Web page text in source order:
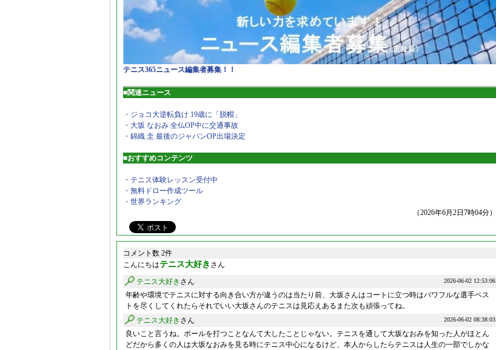
テニス365ニュース編集者募集！！
■関連ニュース
・ジョコ大逆転負け 19歳に「脱帽」
・大坂 なおみ 全仏OP中に交通事故
・錦織 圭 最後のジャパンOP出場決定
■おすすめコンテンツ
・テニス体験レッスン受付中
・無料ドロー作成ツール
・世界ランキング
（2026年6月2日7時04分）
コメント数 2件
こんにちはテニス大好き さん
2026-06-02 12:53:06
テニス大好き さん
年齢や環境でテニスに対する向き合い方が違うのは当たり前、大坂さんはコートに立つ時はパワフルな選手ベス
トを尽くしてくれたらそれでいい大坂さんのテニスは見応えあるまた次も頑張ってね。
2026-06-02 08:38:03
テニス大好き さん
良いこと言うね。ボールを打つことなんて大したことじゃない。テニスを通して大坂なおみを知った人がほとん
どだから多くの人は大坂なおみを見る時にテニス中心になるけど、本人からしたらテニスは人生の一部でしかな